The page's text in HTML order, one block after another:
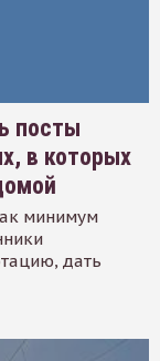
посты
в которых
минимум
дать